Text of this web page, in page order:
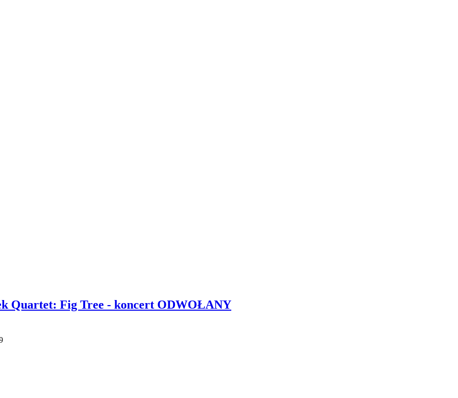
Quartet: Fig Tree - koncert ODWOŁANY